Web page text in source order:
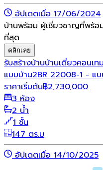
อัปเดตเมื่อ 17/06/2024
บ้านพร้อม ผู้เชี่ยวชาญที่พร้อ
ที่สุด
คลิกเลย
รับสร้างบ้านบ้านเดี่ยวคอนเท
แบบบ้าน2BR 22008-1 - แ
ราคาเริ่มต้น฿2,730,000
3 ห้อง
2 น้ำ
1 ชั้น
147 ตร.ม
อัปเดตเมื่อ 14/10/2025